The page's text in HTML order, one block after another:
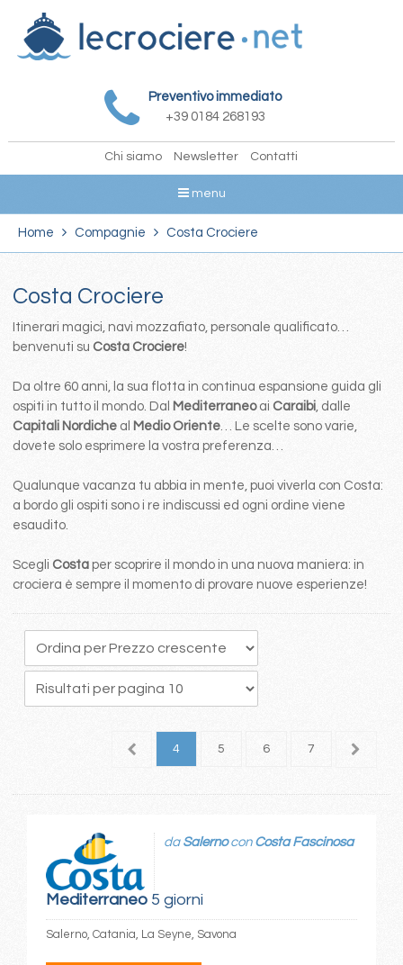
Preventivo immediato
+39 0184 268193
Chi siamo Newsletter Contatti
menu
Home Compagnie Costa Crociere
Costa Crociere
Itinerari magici, navi mozzafiato, personale qualificato…
benvenuti su Costa Crociere!
Da oltre 60 anni, la sua flotta in continua espansione guida gli
ospiti in tutto il mondo. Dal Mediterraneo ai Caraibi, dalle
Capitali Nordicheal Medio Oriente… Le scelte sono varie,
dovete solo esprimere la vostra preferenza…
Qualunque vacanza tu abbia in mente, puoi viverla con Costa:
a bordo gli ospiti sono i re indiscussi ed ogni ordine viene
esaudito.
Scegli Costa per scoprire il mondo in una nuova maniera: in
crociera è sempre il momento di provare nuove esperienze!
3 4 5 6 7 8
Mediterraneo5 giorni
da Salernocon Costa Fascinosa
Salerno, Catania, La Seyne, Savona